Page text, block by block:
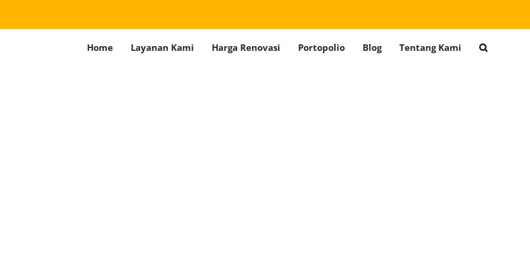
Home Layanan Kami Harga Renovasi Portopolio Blog Tentang Kami